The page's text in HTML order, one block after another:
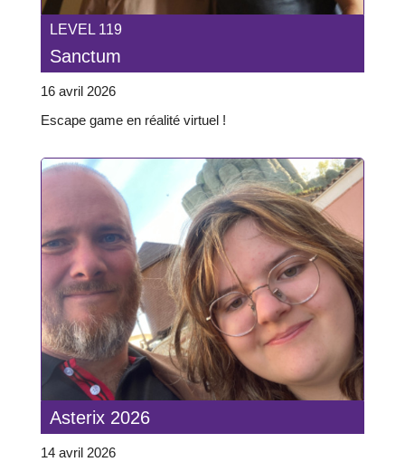
LEVEL 119
Sanctum
16 avril 2026
Escape game en réalité virtuel !
Asterix 2026
14 avril 2026